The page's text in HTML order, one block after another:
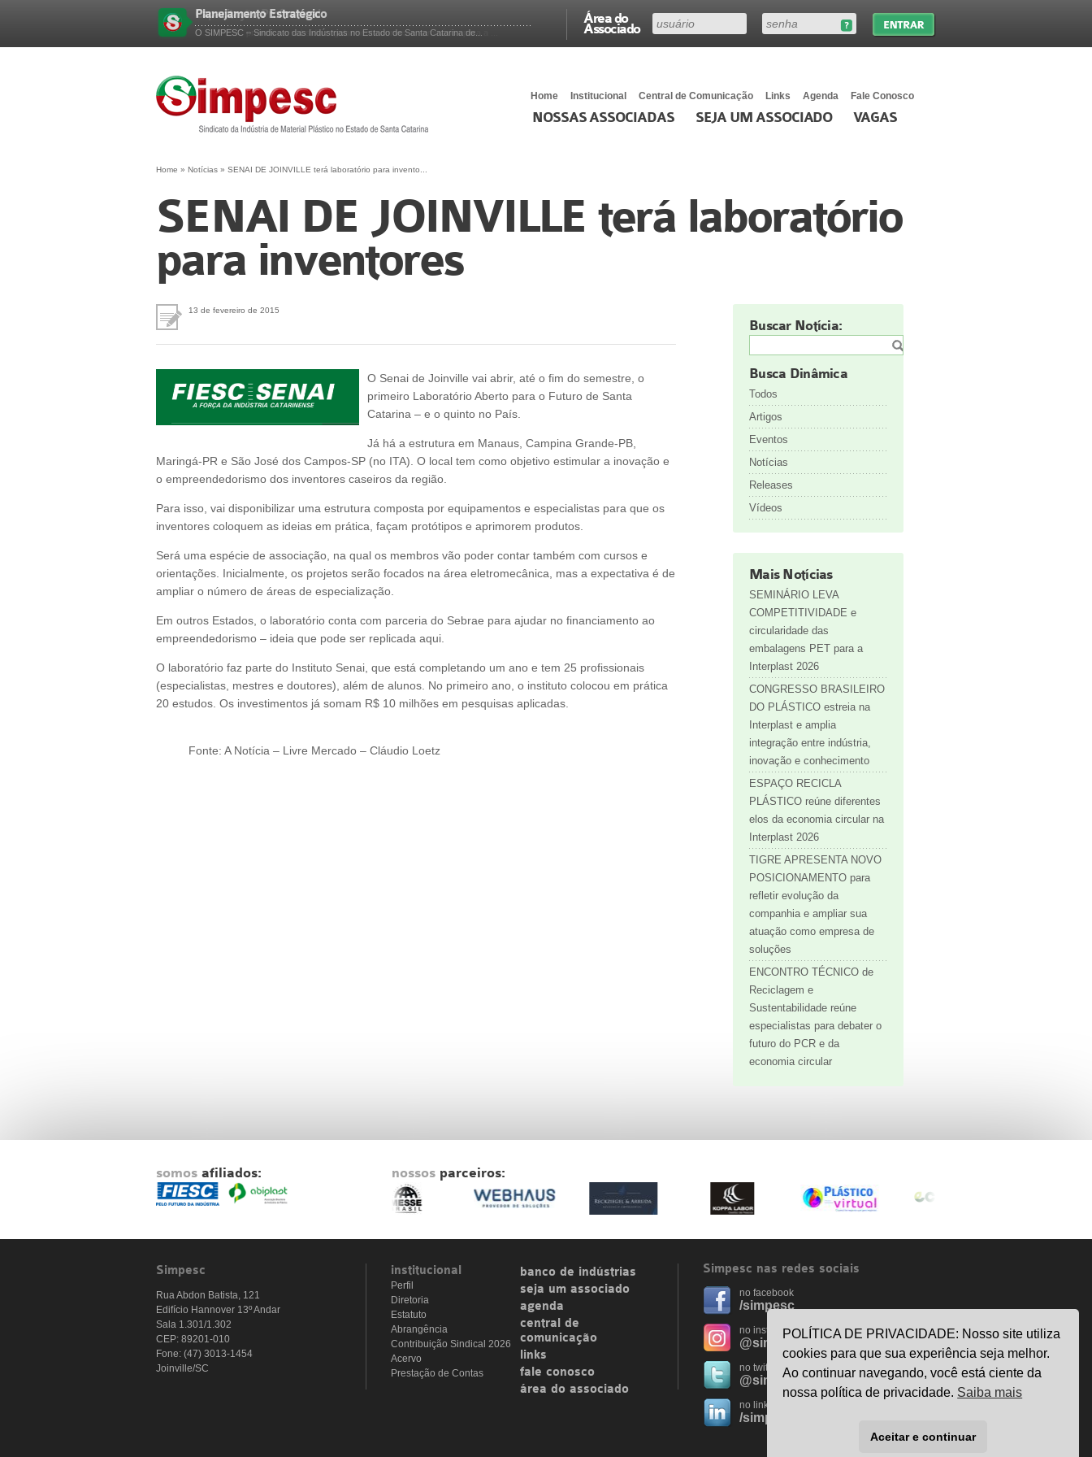
Área do
Associado
Planejamento Estratégico
O SIMPESC – Sindicato das Indústrias no Estado de Santa Catarina de...
Home Institucional Central de Comunicação Links Agenda Fale Conosco
NOSSAS ASSOCIADAS SEJA UM ASSOCIADO VAGAS
Home » Notícias » SENAI DE JOINVILLE terá laboratório para invento...
SENAI DE JOINVILLE terá laboratório
para inventores
13 de fevereiro de 2015
O Senai de Joinville vai abrir, até o fim do semestre, o
primeiro Laboratório Aberto para o Futuro de Santa
Catarina – e o quinto no País.
Já há a estrutura em Manaus, Campina Grande-PB,
Maringá-PR e São José dos Campos-SP (no ITA). O local tem como objetivo estimular a inovação e
o empreendedorismo dos inventores caseiros da região.
Para isso, vai disponibilizar uma estrutura composta por equipamentos e especialistas para que os
inventores coloquem as ideias em prática, façam protótipos e aprimorem produtos.
Será uma espécie de associação, na qual os membros vão poder contar também com cursos e
orientações. Inicialmente, os projetos serão focados na área eletromecânica, mas a expectativa é de
ampliar o número de áreas de especialização.
Em outros Estados, o laboratório conta com parceria do Sebrae para ajudar no financiamento ao
empreendedorismo – ideia que pode ser replicada aqui.
O laboratório faz parte do Instituto Senai, que está completando um ano e tem 25 profissionais
(especialistas, mestres e doutores), além de alunos. No primeiro ano, o instituto colocou em prática
20 estudos. Os investimentos já somam R$ 10 milhões em pesquisas aplicadas.
Fonte: A Notícia – Livre Mercado – Cláudio Loetz
Buscar Notícia:
Busca Dinâmica
Todos
Artigos
Eventos
Notícias
Releases
Vídeos
Mais Notícias
SEMINÁRIO LEVA
COMPETITIVIDADE e
circularidade das
embalagens PET para a
Interplast 2026
CONGRESSO BRASILEIRO
DO PLÁSTICO estreia na
Interplast e amplia
integração entre indústria,
inovação e conhecimento
ESPAÇO RECICLA
PLÁSTICO reúne diferentes
elos da economia circular na
Interplast 2026
TIGRE APRESENTA NOVO
POSICIONAMENTO para
refletir evolução da
companhia e ampliar sua
atuação como empresa de
soluções
ENCONTRO TÉCNICO de
Reciclagem e
Sustentabilidade reúne
especialistas para debater o
futuro do PCR e da
economia circular
somos afiliados: nossos parceiros:
Simpesc
Rua Abdon Batista, 121
Edifício Hannover 13º Andar
Sala 1.301/1.302
CEP: 89201-010
Fone: (47) 3013-1454
Joinville/SC
institucional
Perfil
Diretoria
Estatuto
Abrangência
Contribuição Sindical 2026
Acervo
Prestação de Contas
banco de indústrias
seja um associado
agenda
central de
comunicação
links
fale conosco
área do associado
Simpesc nas redes sociais
no facebook
/simpesc
no instagram
@simpescplasticos
no twitter
@simpesc
no linkedin
/simpesc
POLÍTICA DE PRIVACIDADE: Nosso site utiliza
cookies para que sua experiência seja melhor.
Ao continuar navegando, você está ciente da
nossa política de privacidade. Saiba mais
Aceitar e continuar